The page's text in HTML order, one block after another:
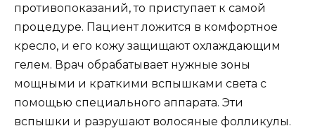
противопоказаний, то приступает к самой
процедуре. Пациент ложится в комфортное
кресло, и его кожу защищают охлаждающим
гелем. Врач обрабатывает нужные зоны
мощными и краткими вспышками света с
помощью специального аппарата. Эти
вспышки и разрушают волосяные фолликулы.